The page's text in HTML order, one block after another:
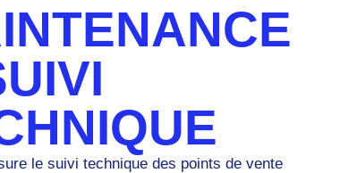
le suivi technique des points de vente